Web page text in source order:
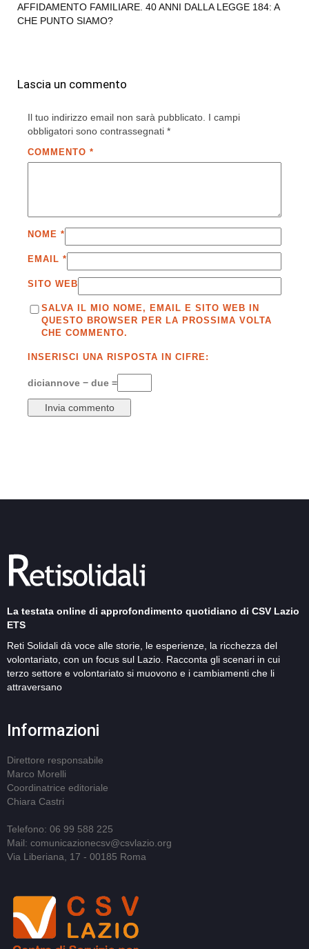
AFFIDAMENTO FAMILIARE. 40 ANNI DALLA LEGGE 184: A
CHE PUNTO SIAMO?
Lascia un commento
Il tuo indirizzo email non sarà pubblicato. I campi
obbligatori sono contrassegnati *
COMMENTO *
NOME *
EMAIL *
SITO WEB
SALVA IL MIO NOME, EMAIL E SITO WEB IN
QUESTO BROWSER PER LA PROSSIMA VOLTA
CHE COMMENTO.
INSERISCI UNA RISPOSTA IN CIFRE:
diciannove − due =
La testata online di approfondimento quotidiano di CSV Lazio
ETS
Reti Solidali dà voce alle storie, le esperienze, la ricchezza del
volontariato, con un focus sul Lazio. Racconta gli scenari in cui
terzo settore e volontariato si muovono e i cambiamenti che li
attraversano
Informazioni
Direttore responsabile
Marco Morelli
Coordinatrice editoriale
Chiara Castri
Telefono: 06 99 588 225
Mail: comunicazionecsv@csvlazio.org
Via Liberiana, 17 - 00185 Roma